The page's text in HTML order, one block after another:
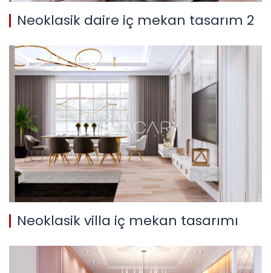
Neoklasik daire iç mekan tasarım 2
Neoklasik villa iç mekan tasarımı